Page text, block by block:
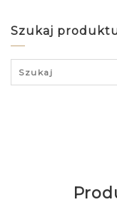
Szukaj
Search